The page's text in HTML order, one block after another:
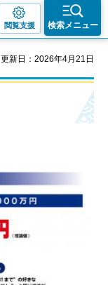
閲覧支援 検索メニュー
更新日：2026年4月21日